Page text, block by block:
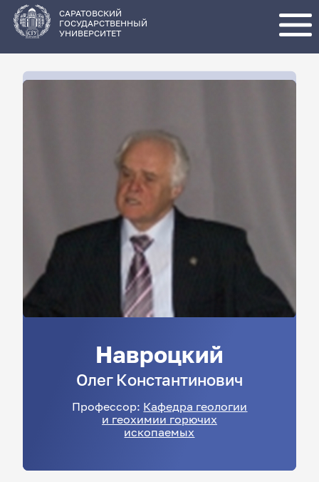
основному
содержанию
САРАТОВСКИЙ
ГОСУДАРСТВЕННЫЙ
УНИВЕРСИТЕТ
Навроцкий
Олег Константинович
Профессор: Кафедра геологии
и геохимии горючих
ископаемых